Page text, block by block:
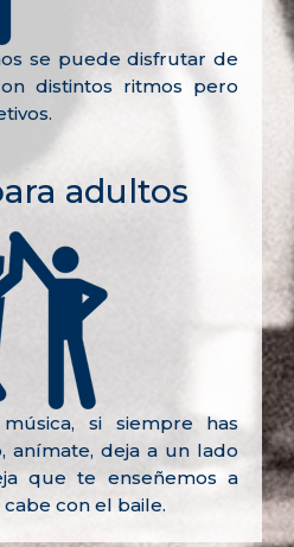
se puede disfrutar de
distintos ritmos pero
adultos
si siempre has
anímate, deja a un lado
que te enseñemos a
con el baile.